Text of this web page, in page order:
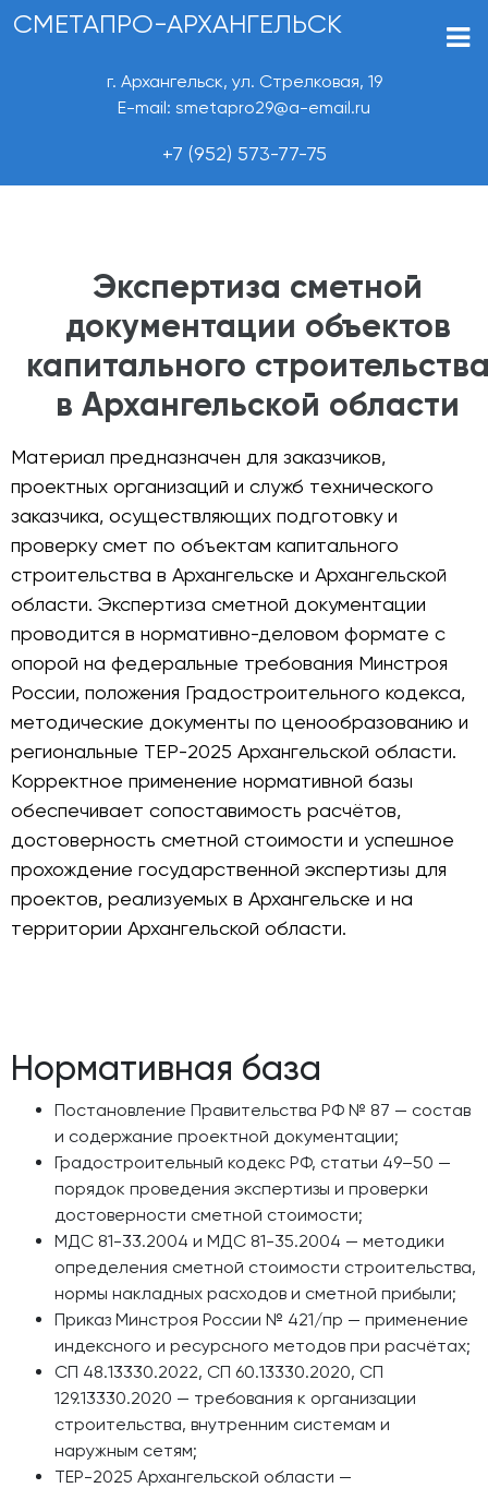
СМЕТАПРО-АРХАНГЕЛЬСК
г. Архангельск, ул. Стрелковая, 19
E-mail: smetapro29@a-email.ru
+7 (952) 573-77-75
Экспертиза сметной
документации объектов
капитального
в Архангельской области
Материал предназначен для заказчиков,
проектных организаций и служб технического
заказчика, осуществляющих подготовку и
проверку смет по объектам капитального
строительства в Архангельске и Архангельской
области. Экспертиза сметной документации
проводится в нормативно-деловом формате с
опорой на федеральные требования Минстроя
России, положения Градостроительного кодекса,
методические документы по ценообразованию и
региональные ТЕР-2025 Архангельской области.
Корректное применение нормативной базы
обеспечивает сопоставимость расчётов,
достоверность сметной стоимости и успешное
прохождение государственной экспертизы для
проектов, реализуемых в Архангельске и на
территории Архангельской области.
Нормативная база
Постановление Правительства РФ № 87 — состав
и содержание проектной документации;
Градостроительный кодекс РФ, статьи 49–50 —
порядок проведения экспертизы и проверки
достоверности сметной стоимости;
МДС 81-33.2004 и МДС 81-35.2004 — методики
определения сметной стоимости строительства,
нормы накладных расходов и сметной прибыли;
Приказ Минстроя России № 421/пр — применение
индексного и ресурсного методов при расчётах;
СП 48.13330.2022, СП 60.13330.2020, СП
129.13330.2020 — требования к организации
строительства, внутренним системам и
наружным сетям;
ТЕР-2025 Архангельской области —